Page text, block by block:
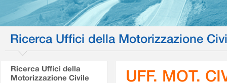
Ricerca Uffici della Motorizzazione
Ricerca Uffici della
Motorizzazione Civile
UFF. MOT.